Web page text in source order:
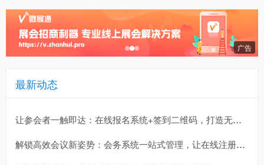
最新动态
让参会者一触即达：在线报名系统+签到二维码，打造无缝会议体验!
解锁高效会议新姿势：会务系统一站式管理，让在线注册与报名不再繁琐!